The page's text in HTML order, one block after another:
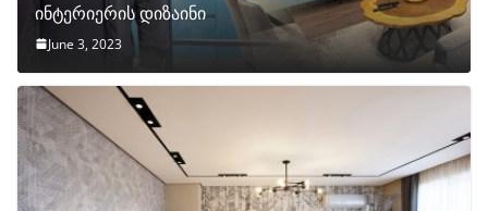
ინტერიერის დიზაინი
June 3, 2023